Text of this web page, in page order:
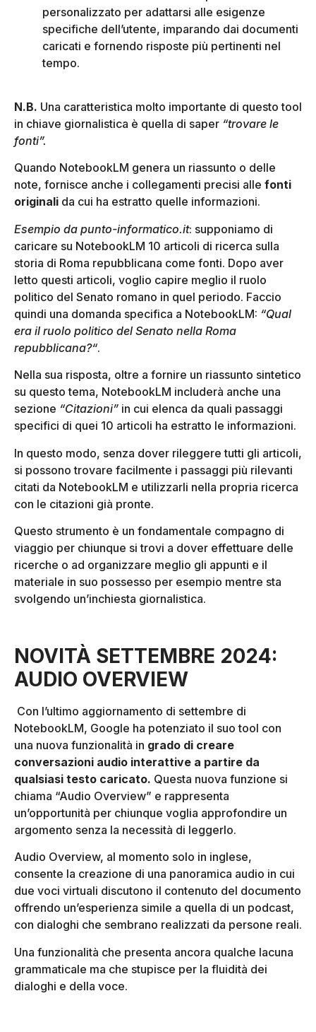
personalizzato per adattarsi alle esigenze
specifiche dell’utente, imparando dai documenti
caricati e fornendo risposte più pertinenti nel
tempo.
N.B. Una caratteristica molto importante di questo tool
in chiave giornalistica è quella di saper “trovare le
fonti”.
Quando NotebookLM genera un riassunto o delle
note, fornisce anche i collegamenti precisi alle fonti
originali da cui ha estratto quelle informazioni.
Esempio da punto-informatico.it: supponiamo di
caricare su NotebookLM 10 articoli di ricerca sulla
storia di Roma repubblicana come fonti. Dopo aver
letto questi articoli, voglio capire meglio il ruolo
politico del Senato romano in quel periodo. Faccio
quindi una domanda specifica a NotebookLM: “Qual
era il ruolo politico del Senato nella Roma
repubblicana?“.
Nella sua risposta, oltre a fornire un riassunto sintetico
su questo tema, NotebookLM includerà anche una
sezione “Citazioni” in cui elenca da quali passaggi
specifici di quei 10 articoli ha estratto le informazioni.
In questo modo, senza dover rileggere tutti gli articoli,
si possono trovare facilmente i passaggi più rilevanti
citati da NotebookLM e utilizzarli nella propria ricerca
con le citazioni già pronte.
Questo strumento è un fondamentale compagno di
viaggio per chiunque si trovi a dover effettuare delle
ricerche o ad organizzare meglio gli appunti e il
materiale in suo possesso per esempio mentre sta
svolgendo un’inchiesta giornalistica.
NOVITÀ SETTEMBRE 2024:
AUDIO OVERVIEW
Con l’ultimo aggiornamento di settembre di
NotebookLM, Google ha potenziato il suo tool con
una nuova funzionalità in grado di creare
conversazioni audio interattive a partire da
qualsiasi testo caricato. Questa nuova funzione si
chiama “Audio Overview” e rappresenta
un’opportunità per chiunque voglia approfondire un
argomento senza la necessità di leggerlo.
Audio Overview, al momento solo in inglese,
consente la creazione di una panoramica audio in cui
due voci virtuali discutono il contenuto del documento
offrendo un’esperienza simile a quella di un podcast,
con dialoghi che sembrano realizzati da persone reali.
Una funzionalità che presenta ancora qualche lacuna
grammaticale ma che stupisce per la fluidità dei
dialoghi e della voce.